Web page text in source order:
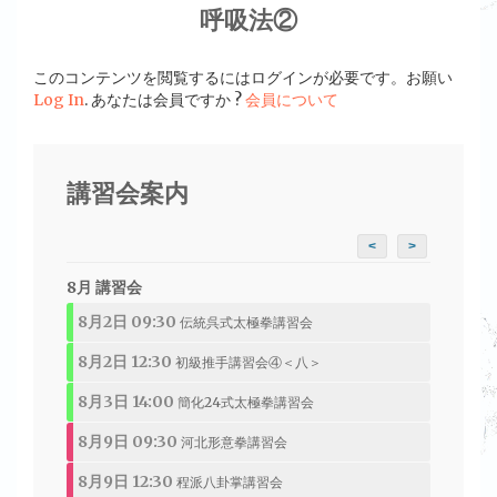
呼吸法②
このコンテンツを閲覧するにはログインが必要です。お願い
Log In. あなたは会員ですか ?会員について
講習会案内
< >
8月 講習会
8月2日 09:30 伝統呉式太極拳講習会
8月2日 12:30 初級推手講習会④＜八＞
8月3日 14:00 簡化24式太極拳講習会
8月9日 09:30 河北形意拳講習会
8月9日 12:30 程派八卦掌講習会